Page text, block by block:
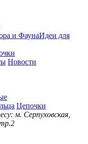
и ФаунаИдеи для
Новости
Цепочки
м. Серпуховская,